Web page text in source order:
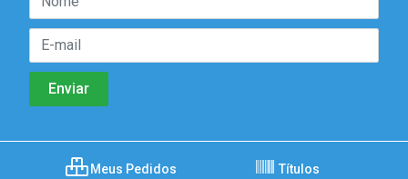
Meus Pedidos Títulos